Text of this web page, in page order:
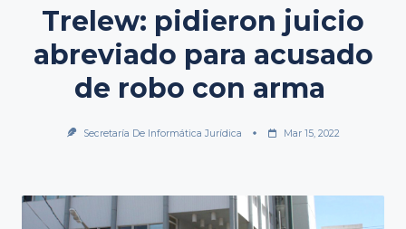
Trelew: pidieron juicio
abreviado para acusado
de robo con arma
Secretaría De Informática Jurídica Mar 15, 2022